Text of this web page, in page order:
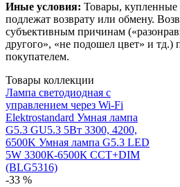
Иные условия: Товары, купленные
подлежат возврату или обмену.
субъективным причинам
другого», «не подошел цвет» и тд.)
покупателем.
Товары коллекции
Лампа светодиодная с
управлением через Wi-Fi
Elektrostandard Умная лампа
G5.3 GU5.3 5Вт 3300, 4200,
6500K Умная лампа G5.3 LED
5W 3300К-6500К CCT+DIM
(BLG5316)
-33 %